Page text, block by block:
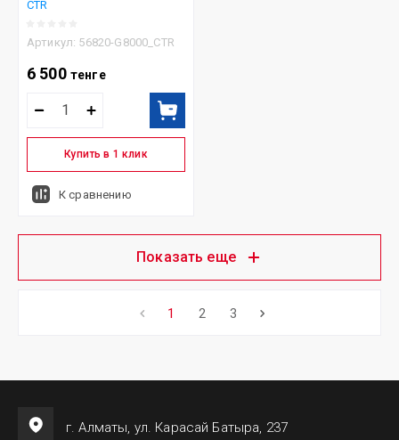
CTR
Артикул: 56820-G8000_CTR
6 500 тенге
Купить в 1 клик
К сравнению
Показать еще
1 2 3
г. Алматы, ул. Карасай Батыра, 237